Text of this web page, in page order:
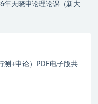
年天晓申论理论课（新大
测+申论）PDF电子版共